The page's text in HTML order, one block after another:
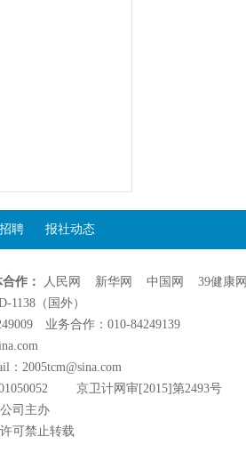
聘 报社动态
作： 人民网 新华网 中国网 39健康网
（国外）
业务合作：010-84249139
2005tcm@sina.com
京卫计网审[2015]第2493号
司主办
可禁止转载